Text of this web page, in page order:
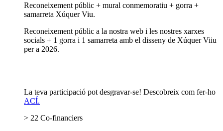
Reconeixement públic + mural conmemoratiu + gorra +
samarreta Xúquer Viu.
Reconeixement públic a la nostra web i les nostres xarxes
socials + 1 gorra i 1 samarreta amb el disseny de Xúquer Viiu
per a 2026.
La teva participació pot desgravar-se! Descobreix com fer-ho
ACÍ.
> 22 Co-financiers